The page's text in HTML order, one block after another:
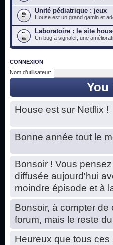
Unité pédiatrique : jeux
House est un grand gamin et
Laboratoire : le site
Un bug à signaler, une
CONNEXION
Nom d’utilisateur:
You
House est sur Netflix !
Bonne année tout le
Bonsoir ! Vous
diffusée aujourd'hui
moindre épisode et à
Bonsoir, à compter
forum, mais le reste
Heureux que tous